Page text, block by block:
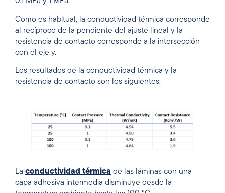
Como es habitual, la conductividad térmica corresponde
al recíproco de la pendiente del ajuste lineal y la
resistencia de contacto corresponde a la intersección
con el eje y.
Los resultados de la conductividad térmica y la
resistencia de contacto son los siguientes:
La conductividad térmica de las láminas con una
capa adhesiva intermedia disminuye desde la